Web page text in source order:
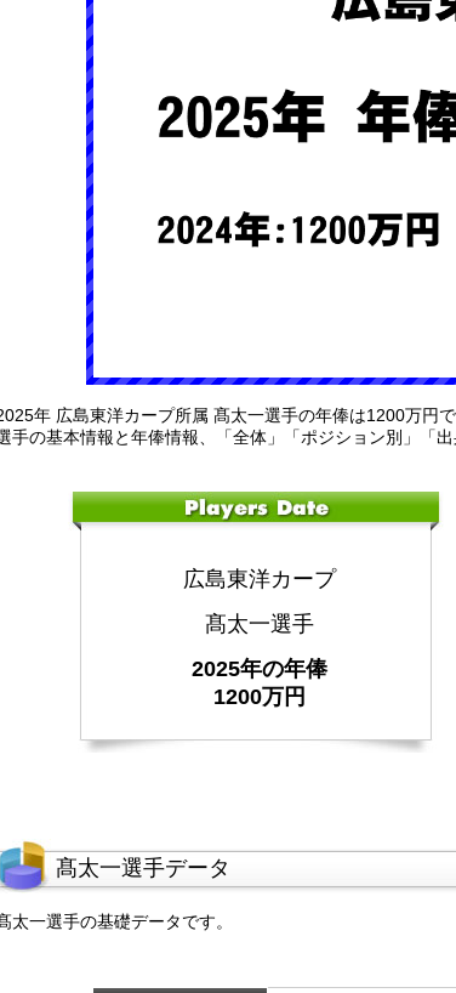
年 広島東洋カープ所属 髙太一選手の年俸は1200万円で
手の基本情報と年俸情報、「全体」「ポジション別」「
広島東洋カープ
髙太一選手
2025年の年俸
1200万円
髙太一選手データ
太一選手の基礎データです。